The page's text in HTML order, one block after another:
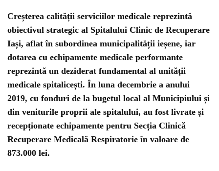
Creșterea calității serviciilor medicale reprezintă
obiectivul strategic al Spitalului Clinic de Recuperare
Iași, aflat în subordinea municipalității ieșene, iar
dotarea cu echipamente medicale performante
reprezintă un deziderat fundamental al unității
medicale spitalicești. În luna decembrie a anului
2019, cu fonduri de la bugetul local al Municipiului și
din veniturile proprii ale spitalului, au fost livrate și
recepționate echipamente pentru Secția Clinică
Recuperare Medicală Respiratorie în valoare de
873.000 lei.